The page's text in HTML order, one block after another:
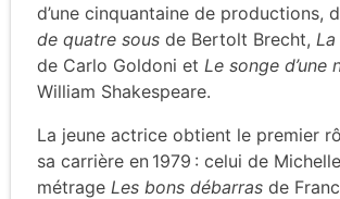
d’une cinquantaine de productions,
de quatre sous de Bertolt Brecht,
de Carlo Goldoni et Le songe d’une
William Shakespeare.
La jeune actrice obtient le premier
sa carrière en 1979 : celui de
métrage Les bons débarras de